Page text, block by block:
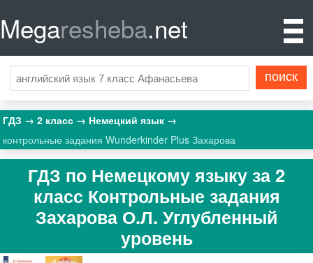
Megaresheba.net
ГДЗ 2 класс
Немецкий язык
контрольные задания Wunderkinder Plus Захарова
ГДЗ по Немецкому языку за 2
класс Контрольные задания
Захарова О.Л. Углубленный
уровень